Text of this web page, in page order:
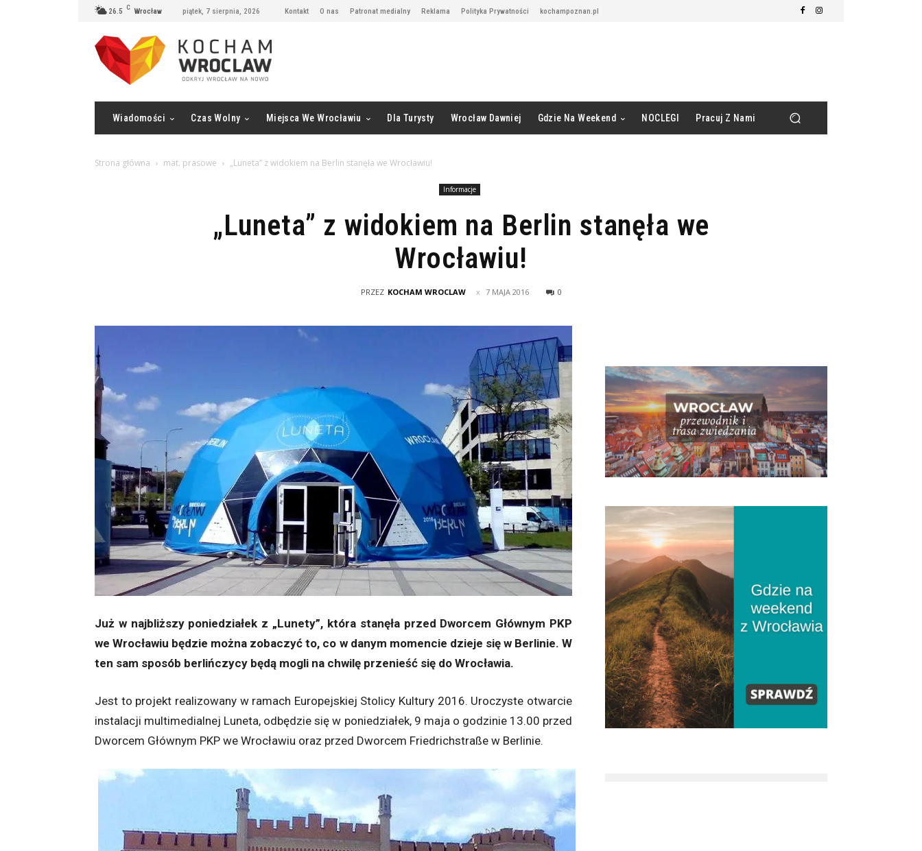
26.5 C Wrocław piątek, 7 sierpnia, 2026 Kontakt O nas Patronat medialny Reklama Polityka Prywatności kochampoznan.pl
Wiadomości Czas Wolny Miejsca We Wrocławiu Dla Turysty Wrocław Dawniej Gdzie Na Weekend NOCLEGI Pracuj Z Nami
Strona główna mat. prasowe „Luneta” z widokiem na Berlin stanęła we Wrocławiu!
Informacje
„Luneta” z widokiem na Berlin stanęła we
Wrocławiu!
PRZEZ KOCHAM WROCLAW 7 MAJA 2016 0
Już w najbliższy poniedziałek z „Lunety”, która stanęła przed Dworcem Głównym PKP
we Wrocławiu będzie można zobaczyć to, co w danym momencie dzieje się w Berlinie. W
ten sam sposób berlińczycy będą mogli na chwilę przenieść się do Wrocławia.
Jest to projekt realizowany w ramach Europejskiej Stolicy Kultury 2016. Uroczyste otwarcie
instalacji multimedialnej Luneta, odbędzie się w poniedziałek, 9 maja o godzinie 13.00 przed
Dworcem Głównym PKP we Wrocławiu oraz przed Dworcem Friedrichstraße w Berlinie.